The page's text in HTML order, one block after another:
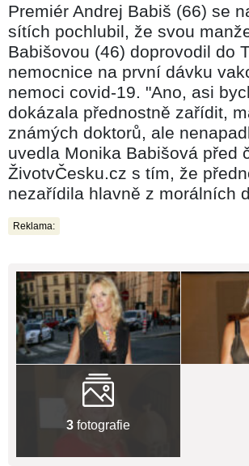
Premiér Andrej Babiš (66) se
sítích pochlubil, že svou
Babišovou (46) doprovodil do
nemocnice na první dávku
nemoci covid-19. "Ano, asi
dokázala přednostně zařídit,
známých doktorů, ale
uvedla Monika Babišová před
ŽivotvČesku.cz s tím, že
nezařídila hlavně z morálních
Reklama:
3 fotografie